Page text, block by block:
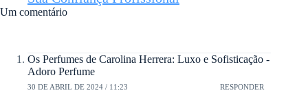
Um comentário
Os Perfumes de Carolina Herrera: Luxo e Sofisticação -
Adoro Perfume
30 DE ABRIL DE 2024 / 11:23 RESPONDER